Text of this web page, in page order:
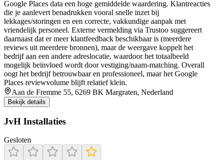
Google Places data een hoge gemiddelde waardering. Klantreacties
die je aanlevert benadrukken vooral snelle inzet bij
lekkages/storingen en een correcte, vakkundige aanpak met
vriendelijk personeel. Externe vermelding via Trustoo suggereert
daarnaast dat er meer klantfeedback beschikbaar is (meerdere
reviews uit meerdere bronnen), maar de weergave koppelt het
bedrijf aan een andere adreslocatie, waardoor het totaalbeeld
mogelijk beïnvloed wordt door vestiging/naam-matching. Overall
oogt het bedrijf betrouwbaar en professioneel, maar het Google
Places reviewvolume blijft relatief klein.
Aan de Fremme 55, 6269 BK Margraten, Nederland
Bekijk details
JvH Installaties
Gesloten